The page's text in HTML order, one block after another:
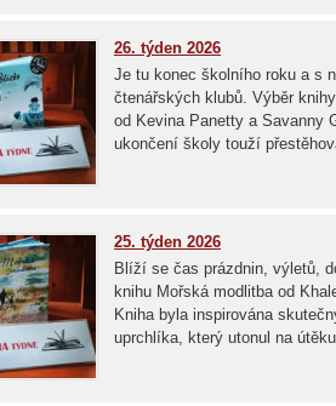
26. týden 2026
Je tu konec školního roku a s
čtenářských klubů. Výběr
od Kevina Panetty a Savanny
ukončení školy touží
25. týden 2026
Blíží se čas prázdnin, výletů,
knihu Mořská modlitba od
Kniha byla inspirována
uprchlíka, který utonul na